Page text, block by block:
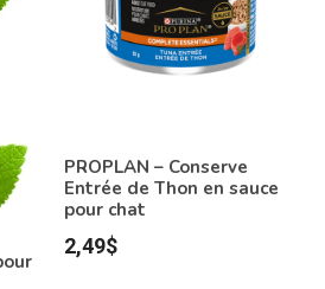
PROPLAN – Conserve
Entrée de Thon en sauce
pour chat
2,49$